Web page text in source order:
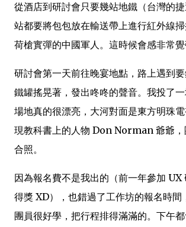
從酒店到研討會只要幾站地鐵（台灣的
站都要將包包放在輸送帶上進行紅外線
荷槍實彈的中國軍人。這時候會感非常覺
研討會第一天前往晚宴地點，路上遇到
鐵罐搖晃著，發出咚咚的聲音。我投了
場地真的很漂亮，大河對面是東方明珠
現教科書上的人物 Don Norman 爺爺，
合照。
因為報名費不是我出的（前一年參加 UX
得獎 XD），也錯過了工作坊的報名時間
團員很好學，把行程排得滿滿的。下午